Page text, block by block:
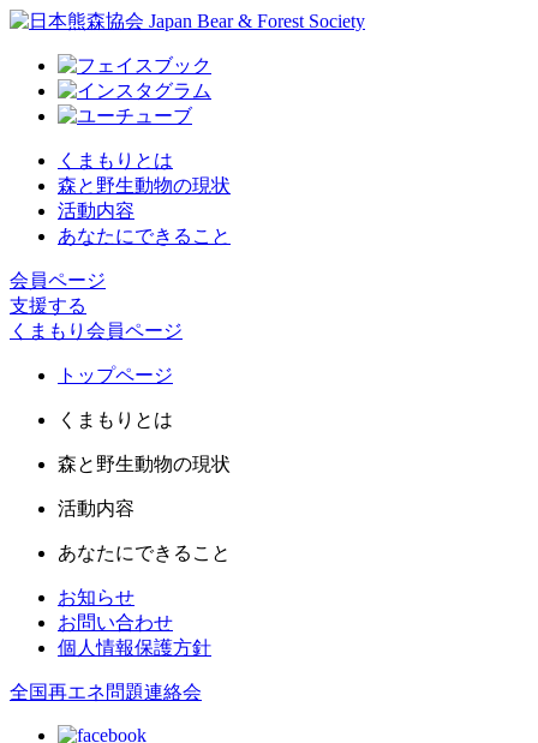
くまもりとは
森と野生動物の現状
活動内容
あなたにできること
会員ページ
支援する
くまもり会員ページ
トップページ
くまもりとは
森と野生動物の現状
活動内容
あなたにできること
お知らせ
お問い合わせ
個人情報保護方針
全国再エネ問題連絡会